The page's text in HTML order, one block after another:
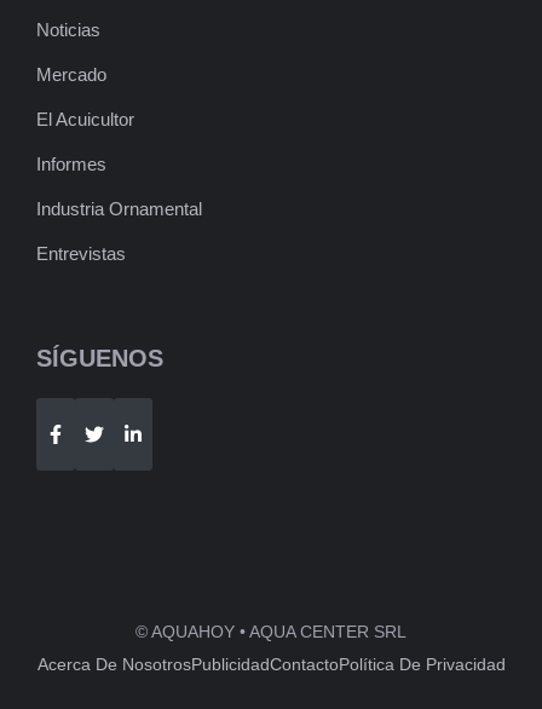
Noticias
Mercado
El Acuicultor
Informes
Industria Ornamental
Entrevistas
SÍGUENOS
Telegram
© AQUAHOY • AQUA CENTER SRL
Acerca De NosotrosPublicidadContactoPolítica De Privacidad